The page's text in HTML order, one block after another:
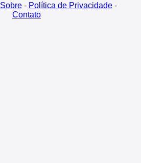
Sobre- Política de Privacidade-
Contato